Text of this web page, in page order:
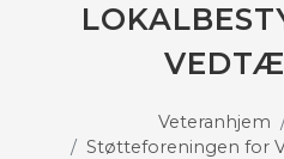
Veteranhjem
Støtteforeningen for